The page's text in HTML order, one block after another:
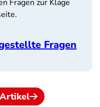
Fragen zur Klage
Fragen